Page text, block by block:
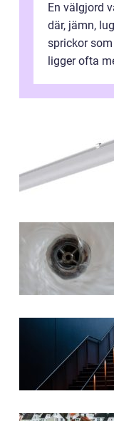
En välgjord
där, jämn,
sprickor
ligger ofta